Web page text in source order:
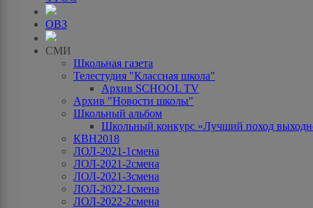
ОВЗ
СМИ
Школьная газета
Телестудия "Классная школа"
Архив SCHOOL TV
Архив "Новости школы"
Школьный альбом
Школьный конкурс «Лучший поход
КВН2018
ЛОЛ-2021-1смена
ЛОЛ-2021-2смена
ЛОЛ-2021-3смена
ЛОЛ-2022-1смена
ЛОЛ-2022-2смена